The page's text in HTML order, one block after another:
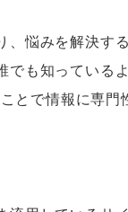
、悩みを解決す
でも知っている
とで情報に専門